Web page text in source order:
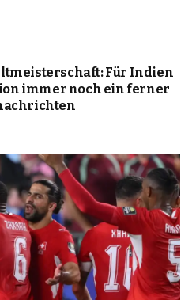
Für Indien
immer noch ein ferner